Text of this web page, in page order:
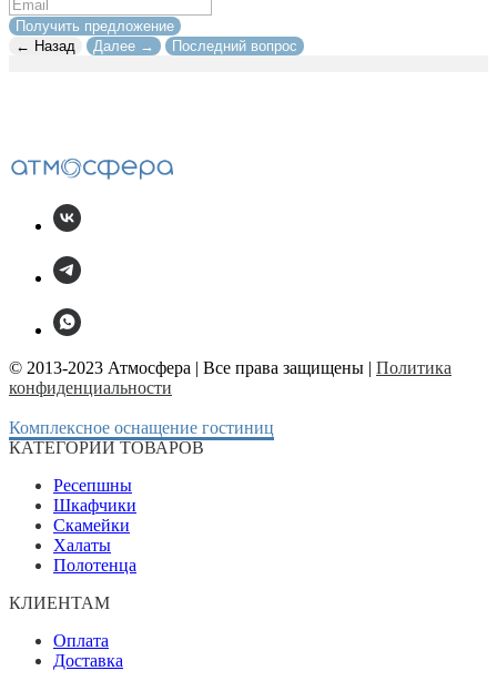
Получить предложение
← Назад
Далее → Последний вопрос
© 2013-2023 Атмосфера | Все права защищены | Политика
конфиденциальности
Комплексное оснащение гостиниц
КАТЕГОРИИ ТОВАРОВ
Ресепшны
Шкафчики
Скамейки
Халаты
Полотенца
КЛИЕНТАМ
Оплата
Доставка